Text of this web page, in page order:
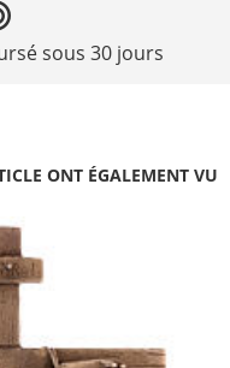
sous 30 jours
ONT ÉGALEMENT VU